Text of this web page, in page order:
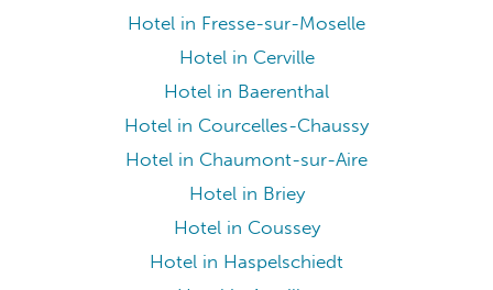
Hotel in Chavelot
Hotel in Haudainville
Hotel in Heillecourt
Hotel in Bellefontaine
Hotel in Commercy
Hotel in Contrexéville
Hotel in Amnéville
Hotel in Augny
Hotel in Bionville